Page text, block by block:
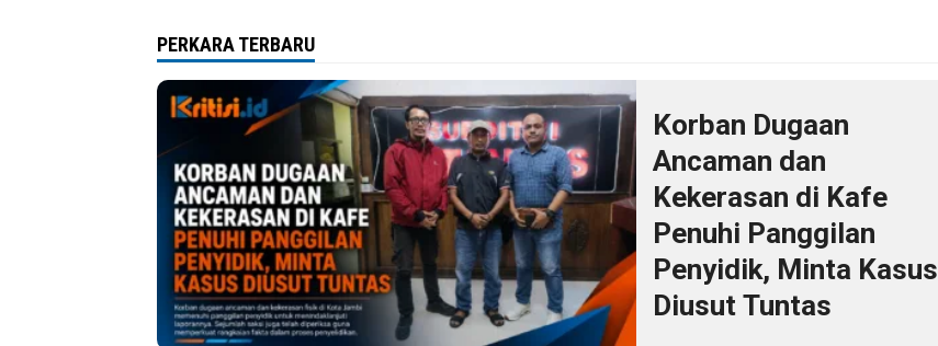
Paroki
PERKARA TERBARU
Korban Dugaan
Ancaman dan
Kekerasan di Kafe
Penuhi Panggilan
Penyidik, Minta Kasus
Diusut Tuntas